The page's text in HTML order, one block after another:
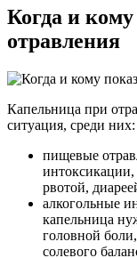
Когда и
отравления
Капельница при
ситуация, среди них:
пищевые
интоксикации,
рвотой,
алкогольные
капельница
головной
солевого